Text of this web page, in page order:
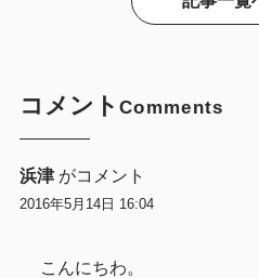
コメント Comments
浜津 がコメント
2016年5月14日 16:04
こんにちわ。